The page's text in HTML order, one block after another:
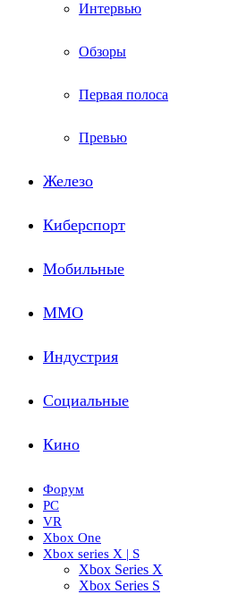
Интервью
Обзоры
Первая полоса
Превью
Железо
Киберспорт
Мобильные
ММО
Индустрия
Социальные
Кино
Форум
PC
VR
Xbox One
Xbox series X | S
Xbox Series X
Xbox Series S